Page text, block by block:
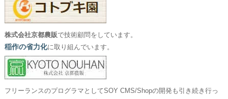
株式会社京都農販で技術顧問をしています。
稲作の省力化に取り組んでいます。
フリーランスのプログラマとしてSOY CMS/Shopの開発も引き続き行っ